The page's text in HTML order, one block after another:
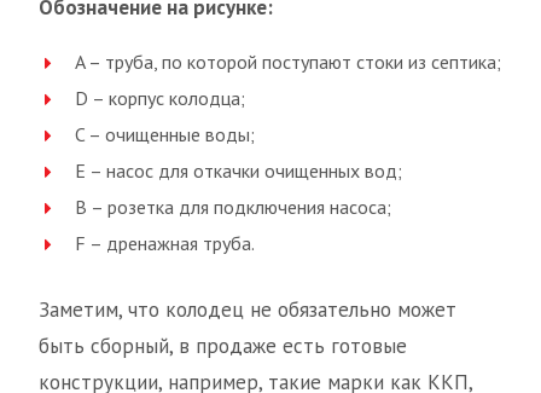
Обозначение на рисунке:
A – труба, по которой поступают стоки из септика;
D – корпус колодца;
C – очищенные воды;
E – насос для откачки очищенных вод;
B – розетка для подключения насоса;
F – дренажная труба.
Заметим, что колодец не обязательно может
быть сборный, в продаже есть готовые
конструкции, например, такие марки как ККП,